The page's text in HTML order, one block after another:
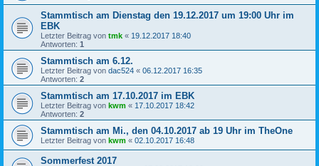
Stammtisch am Dienstag den 19.12.2017 um 19:00 Uhr im
EBK
Letzter Beitrag von tmk « 19.12.2017 18:40
Antworten: 1
Stammtisch am 6.12.
Letzter Beitrag von dac524 « 06.12.2017 16:35
Antworten: 2
Stammtisch am 17.10.2017 im EBK
Letzter Beitrag von kwm « 17.10.2017 18:42
Antworten: 2
Stammtisch am Mi., den 04.10.2017 ab 19 Uhr im TheOne
Letzter Beitrag von kwm « 02.10.2017 16:48
Sommerfest 2017